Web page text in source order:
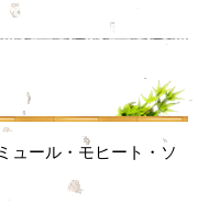
ュール・モヒート・ソ